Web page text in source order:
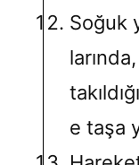
Soğuk
e taşa